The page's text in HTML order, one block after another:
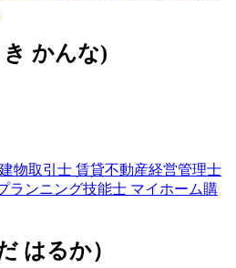
かんな)
物取引士 賃貸不動産経営管理士
ランニング技能士 マイホーム購
はるか）